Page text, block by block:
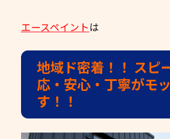
エースペイント は
地域ド密着！！ スピ
応・安心・丁寧がモ
す！！